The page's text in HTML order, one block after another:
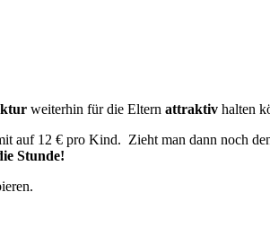
weiterhin für die Eltern attraktiv halten
auf 12 € pro Kind. Zieht man dann noch
Stunde!